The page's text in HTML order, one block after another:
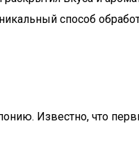
способ
Известно, что